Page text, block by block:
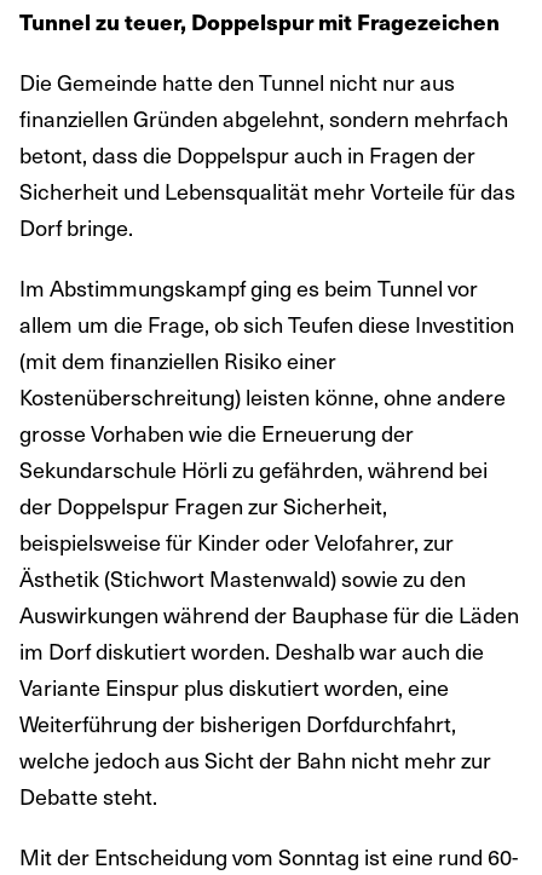
Tunnel zu teuer, Doppelspur mit Fragezeichen
Die Gemeinde hatte den Tunnel nicht nur aus
finanziellen Gründen abgelehnt, sondern mehrfach
betont, dass die Doppelspur auch in Fragen der
Sicherheit und Lebensqualität mehr Vorteile für das
Dorf bringe.
Im Abstimmungskampf ging es beim Tunnel vor
allem um die Frage, ob sich Teufen diese Investition
(mit dem finanziellen Risiko einer
Kostenüberschreitung) leisten könne, ohne andere
grosse Vorhaben wie die Erneuerung der
Sekundarschule Hörli zu gefährden, während bei
der Doppelspur Fragen zur Sicherheit,
beispielsweise für Kinder oder Velofahrer, zur
Ästhetik (Stichwort Mastenwald) sowie zu den
Auswirkungen während der Bauphase für die Läden
im Dorf diskutiert worden. Deshalb war auch die
Variante Einspur plus diskutiert worden, eine
Weiterführung der bisherigen Dorfdurchfahrt,
welche jedoch aus Sicht der Bahn nicht mehr zur
Debatte steht.
Mit der Entscheidung vom Sonntag ist eine rund 60-